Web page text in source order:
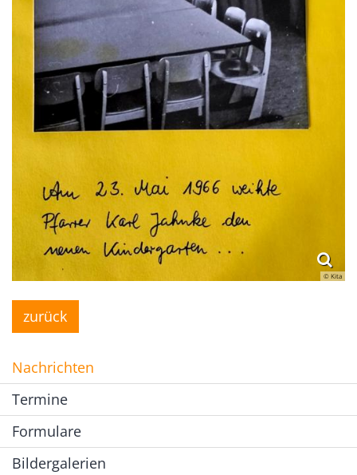
© Kita
zurück
Nachrichten
Termine
Formulare
Bildergalerien